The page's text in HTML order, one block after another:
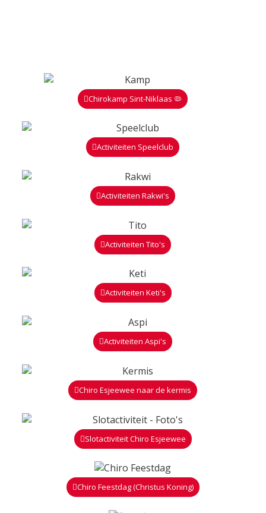
Chirokamp Sint-Niklaas 🦠
Activiteiten Speelclub
Activiteiten Rakwi's
Activiteiten Tito's
Activiteiten Keti's
Activiteiten Aspi's
Chiro Esjeewee naar de kermis
Slotactiviteit Chiro Esjeewee
Chiro Feestdag (Christus Koning)